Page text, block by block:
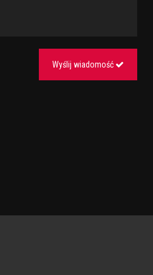
Wyślij wiadomość